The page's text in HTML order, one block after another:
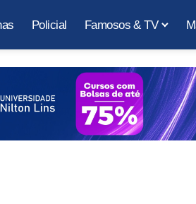
Policial Famosos & TV